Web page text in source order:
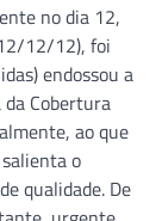
no dia 12,
12/12), foi
endossou a
da Cobertura
ao que
o
qualidade. De